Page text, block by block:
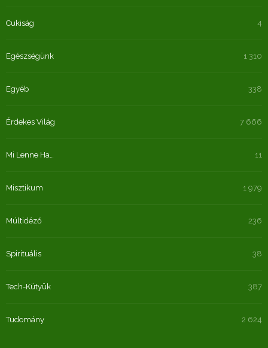
Cukiság 4
Egészségünk 1 310
Egyéb 338
Érdekes Világ 7 666
Mi Lenne Ha… 11
Misztikum 1 979
Múltidéző 236
Spirituális 38
Tech-Kütyük 387
Tudomány 2 624